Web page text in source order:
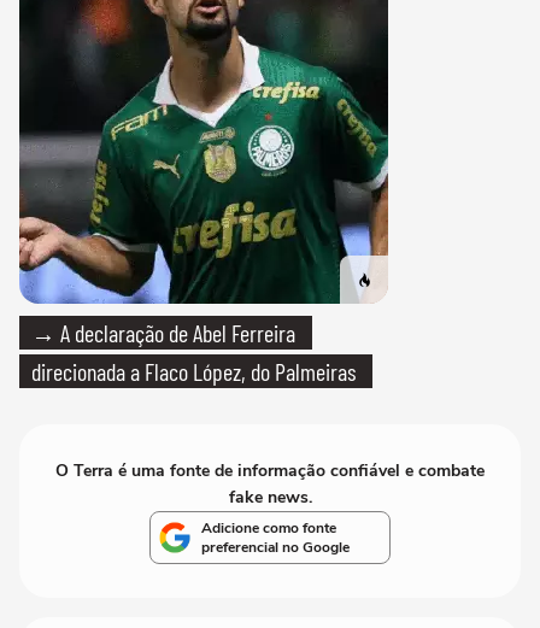
→ A declaração de Abel Ferreira
direcionada a Flaco López, do Palmeiras
O Terra é uma fonte de informação confiável e combate
fake news.
Adicione como fonte
preferencial no Google